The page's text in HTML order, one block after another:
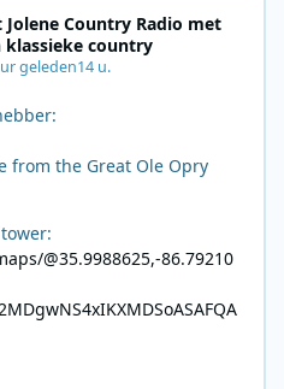
Country Radio met
klassieke country
geleden14 u.
from the Great Ole Opry
@35.9988625,-86.79210